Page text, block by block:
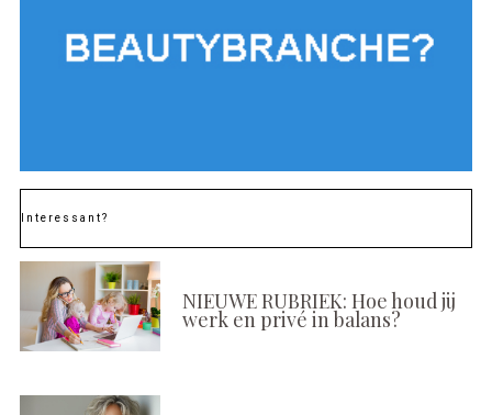
Interessant?
NIEUWE RUBRIEK: Hoe houd jij
werk en privé in balans?